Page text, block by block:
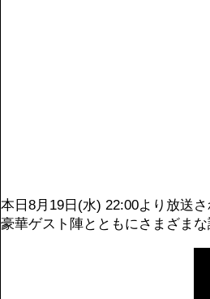
本日8月19日(水) 22:00より放送
豪華ゲスト陣とともにさまざま